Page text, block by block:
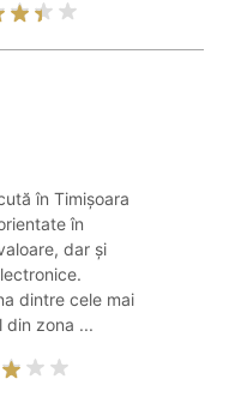
în Timișoara
în
dar și
dintre cele mai
din zona ...